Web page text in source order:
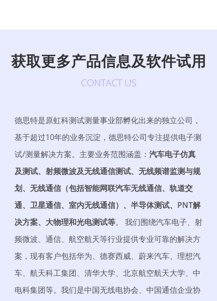
获取更多产品信息及软件试用
CONTACT US
德思特是原虹科测试测量事业部孵化出来的独立公司，
基于超过10年的业务沉淀，德思特公司专注提供电子测
试/测量解决方案。 主要业务范围涵盖： 汽车电子仿真
及测试、射频微波及无线通信测试、无线频谱监测与规
划、无线通信（包括智能网联汽车无线通信、轨道交
通、卫星通信、室内无线通信）、半导体测试、PNT解
决方案、大物理和光电测试等。 我们围绕汽车电子、射
频微波、通信、航空航天等行业提供专业可靠的解决方
案，现有客户包括华为、德赛西威、蔚来汽车、理想汽
车、航天科工集团、清华大学、北京航空航天大学、中
电科集团等。我们是中国无线电协会、中国通信企业协